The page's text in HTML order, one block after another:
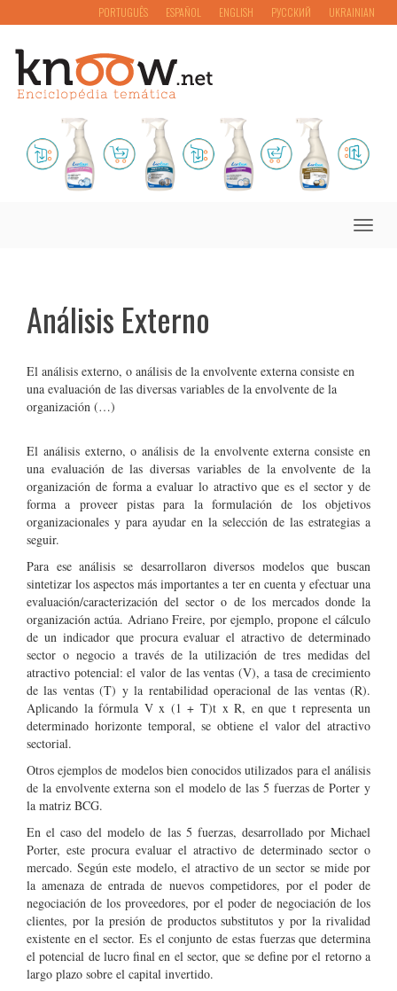
PORTUGUÊS ESPAÑOL ENGLISH РУССКИЙ UKRAINIAN
Toggle
Análisis Externo
El análisis externo, o análisis de la envolvente externa consiste en
una evaluación de las diversas variables de la envolvente de la
organización (…)
El análisis externo, o análisis de la envolvente externa consiste en
una evaluación de las diversas variables de la envolvente de la
organización de forma a evaluar lo atractivo que es el sector y de
forma a proveer pistas para la formulación de los objetivos
organizacionales y para ayudar en la selección de las estrategias a
seguir.
Para ese análisis se desarrollaron diversos modelos que buscan
sintetizar los aspectos más importantes a ter en cuenta y efectuar una
evaluación/caracterización del sector o de los mercados donde la
organización actúa. Adriano Freire, por ejemplo, propone el cálculo
de un indicador que procura evaluar el atractivo de determinado
sector o negocio a través de la utilización de tres medidas del
atractivo potencial: el valor de las ventas (V), a tasa de crecimiento
de las ventas (T) y la rentabilidad operacional de las ventas (R).
Aplicando la fórmula V x (1 + T)t x R, en que t representa un
determinado horizonte temporal, se obtiene el valor del atractivo
sectorial.
Otros ejemplos de modelos bien conocidos utilizados para el análisis
de la envolvente externa son el modelo de las 5 fuerzas de Porter y
la matriz BCG.
En el caso del modelo de las 5 fuerzas, desarrollado por Michael
Porter, este procura evaluar el atractivo de determinado sector o
mercado. Según este modelo, el atractivo de un sector se mide por
la amenaza de entrada de nuevos competidores, por el poder de
negociación de los proveedores, por el poder de negociación de los
clientes, por la presión de productos substitutos y por la rivalidad
existente en el sector. Es el conjunto de estas fuerzas que determina
el potencial de lucro final en el sector, que se define por el retorno a
largo plazo sobre el capital invertido.